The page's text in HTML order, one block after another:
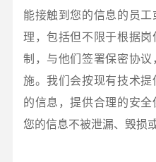
能接触到您的信息的员
理，包括但不限于根据
制，与他们签署保密协
施。我们会按现有技术
的信息，提供合理的安
您的信息不被泄漏、毁损